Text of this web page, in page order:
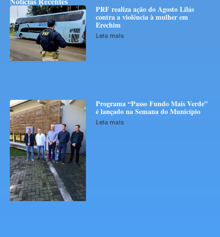
PRF realiza ação do Agosto Lilás
contra a violência à mulher em
Erechim
Leia mais
Programa “Passo Fundo Mais Verde”
é lançado na Semana do Município
Leia mais